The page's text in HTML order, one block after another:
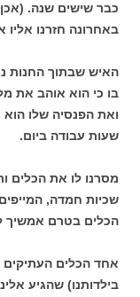
כבר שישים שנה.
באחרונה חזרנו אליו
האיש שבתוך החנות
בו כי הוא אוהב את
ואת הפנסיה שלו
שעות עבודה ביום.
מסרנו לו את הכלים
שכיות חמדה,
הכלים בטרם אמשיך
אחד הכלים העתיקים
בילדותנו) שהגיע